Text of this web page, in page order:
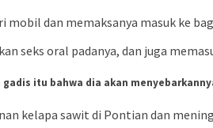
dan memaksanya masuk ke
seks oral padanya, dan juga
itu bahwa dia akan
kelapa sawit di Pontian dan